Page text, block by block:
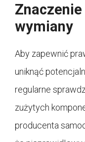
wymiany
Aby zapewnić
uniknąć
regularne
zużytych
producenta